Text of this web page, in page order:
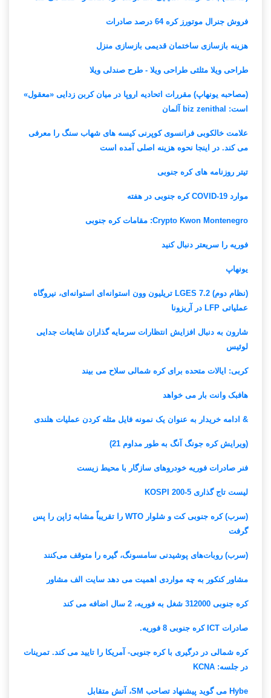
فروش جنرال موتورز کره 64 درصد صادرات
هزینه بازسازی ساختمان قدیمی بازسازی منزل
طراحی ویلا مثلثی طراحی ویلا - طرح صندلی ویلا
(مصاحبه یونهاپ) مقررات اتحادیه اروپا در میان کربن زدایی «معقول»
است: biz zenithal آلمان
علامت خالکوبی فرانسوی کوپرنی کیسه های شهاب سنگ را معرفی
می کند. در اینجا نحوه هزینه اصلی آمده است
تیتر روزنامه های کره جنوبی
موارد COVID-19 کره جنوبی در هفته
Crypto Kwon Montenegro: مقامات کره جنوبی
فوریه را سریعتر دنبال کنید
یونهاپ
(نظام دوم) LGES 7.2 تریلیون وون استوانه‌ای استوانه‌ای، نیروگاه
عملیاتی LFP در آریزونا
شارون به دنبال افزایش انتظارات سرمایه گذاران شایعات جدایی
لوئیس
کربی: ایالات متحده برای کره شمالی سلاح می بیند
هافبک وانت بار می خواهد
& ادامه خریدار به عنوان یک نمونه فایل مثله کردن عملیات هلندی
(ویرایش کره جونگ آنگ به طور مداوم 21)
فنر صادرات فوریه خودروهای سازگار با محیط زیست
لیست تاج گذاری KOSPI 200-5
(سرب) کره جنوبی کت و شلوار WTO را تقریباً مشابه ژاپن را پس
گرفت
(سرب) روبات‌های پوشیدنی سامسونگ، گیره را متوقف می‌کنند
مشاور کنکور به چه مواردی اهمیت می دهد سایت الف مشاور
کره جنوبی 312000 شغل به فوریه، 2 سال اضافه می کند
صادرات ICT کره جنوبی 8 فوریه.
کره شمالی در درگیری با کره جنوبی- آمریکا را تایید می کند. تمرینات
در جلسه: KCNA
Hybe می گوید پیشنهاد تصاحب SM، آتش متقابل